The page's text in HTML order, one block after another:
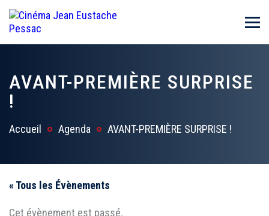
AVANT-PREMIÈRE SURPRISE
!
Accueil Agenda AVANT-PREMIÈRE SURPRISE !
« Tous les Évènements
Cet évènement est passé.